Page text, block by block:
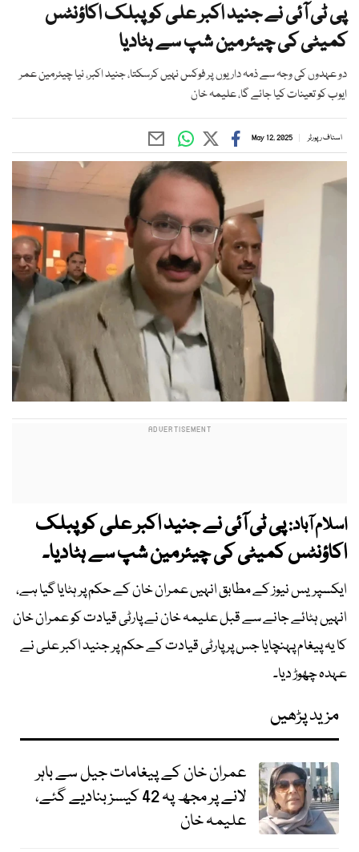
پی ٹی آئی نے جنید اکبر علی کو پبلک اکاؤنٹس
کمیٹی کی چیئرمین شپ سے ہٹادیا
دو عہدوں کی وجہ سے ذمہ داریوں پر فوکس نہیں کرسکتا، جنید اکبر، نیا چیئرمین عمر
ایوب کو تعینات کیا جائے گا، علیمہ خان
اسٹاف رپورٹر May 12, 2025
اسلام آباد:پی ٹی آئی نے جنید اکبر علی کو پبلک
اکاؤنٹس کمیٹی کی چیئرمین شپ سے ہٹادیا۔
ایکسپریس نیوز کے مطابق انہیں عمران خان کے حکم پر ہٹایا گیا ہے،
انہیں ہٹائے جانے سے قبل علیمہ خان نے پارٹی قیادت کو عمران خان
کا یہ پیغام پہنچایا جس پر پارٹی قیادت کے حکم پر جنید اکبر علی نے
عہدہ چھوڑ دیا۔
مزید پڑھیں
عمران خان کے پیغامات جیل سے باہر
لانے پر مجھ پہ 42 کیسز بنادیے گئے،
علیمہ خان